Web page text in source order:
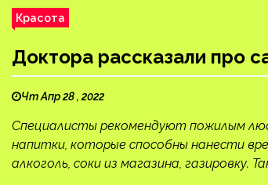
Красота
Доктора рассказали про
Чт Апр 28 , 2022
Специалисты рекомендуют пожилым
напитки, которые способны нанести
алкоголь, соки из магазина, газировку.